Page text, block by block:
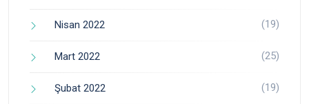
Nisan 2022 (19)
Mart 2022 (25)
Şubat 2022 (19)